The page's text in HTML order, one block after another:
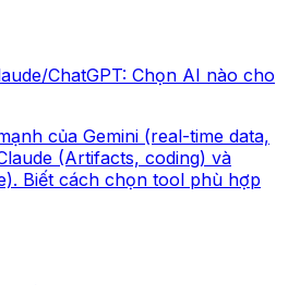
ChatGPT: Chọn AI nào cho
của Gemini (real-time data,
(Artifacts, coding) và
Biết cách chọn tool phù hợp